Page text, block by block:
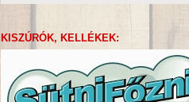
KISZÚRÓK, KELLÉKEK: